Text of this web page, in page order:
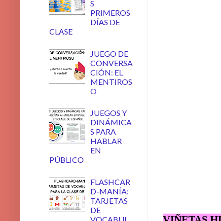
S
PRIMEROS
DÍAS DE
CLASE
JUEGO DE
CONVERSA
CIÓN: EL
MENTIROS
O
JUEGOS Y
DINÁMICA
S PARA
HABLAR
EN
PÚBLICO
FLASHCAR
D-MANÍA:
TARJETAS
DE
VOCABUL